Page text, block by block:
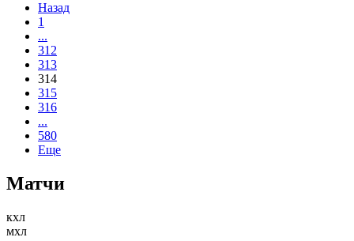
Назад
1
...
312
313
314
315
316
...
580
Еще
Матчи
кхл
мхл